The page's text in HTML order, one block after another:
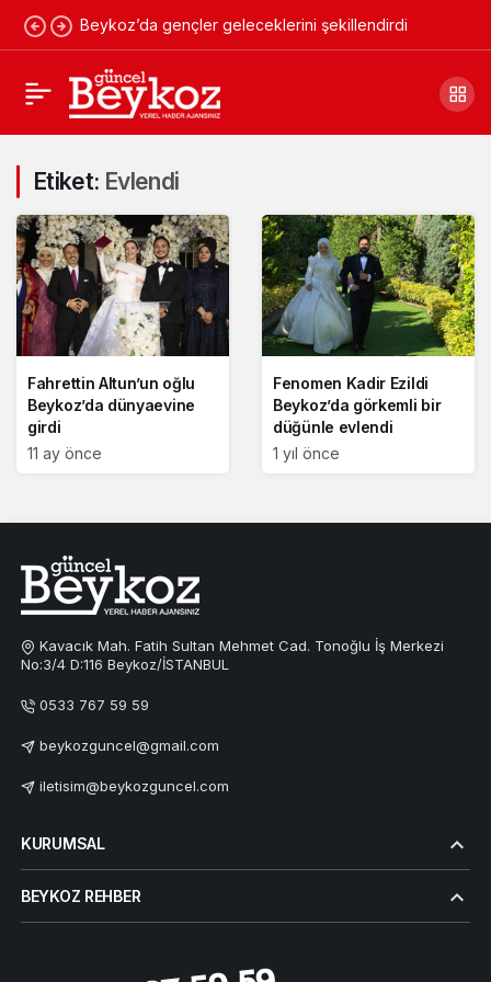
Beykoz’da gençler geleceklerini şekillendirdi
Etiket: Evlendi
Fahrettin Altun’un oğlu
Beykoz’da dünyaevine
girdi
11 ay önce
Fenomen Kadir Ezildi
Beykoz’da görkemli bir
düğünle evlendi
1 yıl önce
Kavacık Mah. Fatih Sultan Mehmet Cad. Tonoğlu İş Merkezi
No:3/4 D:116 Beykoz/İSTANBUL
0533 767 59 59
beykozguncel@gmail.com
iletisim@beykozguncel.com
KURUMSAL
BEYKOZ REHBER